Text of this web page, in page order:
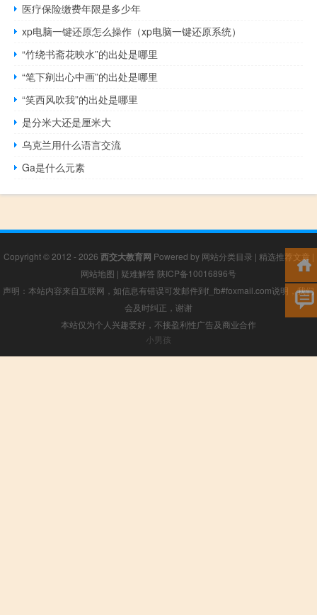
医疗保险缴费年限是多少年
xp电脑一键还原怎么操作（xp电脑一键还原系统）
“竹绕书斋花映水”的出处是哪里
“笔下剜出心中画”的出处是哪里
“笑西风吹我”的出处是哪里
是分米大还是厘米大
乌克兰用什么语言交流
Ga是什么元素
Copyright © 2012 - 2026 西交大教育网 Powered by 网站分类目录 | 精选推荐文章 |
网站地图 | 疑难解答 陕ICP备10016896号
声明：本站内容来自互联网，如信息有错误可发邮件到f_fb#foxmail.com说明，我们
会及时纠正，谢谢
本站仅为个人兴趣爱好，不接盈利性广告及商业合作
小男孩